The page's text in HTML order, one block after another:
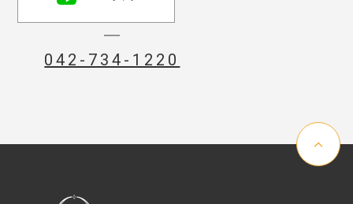
042-734-1220